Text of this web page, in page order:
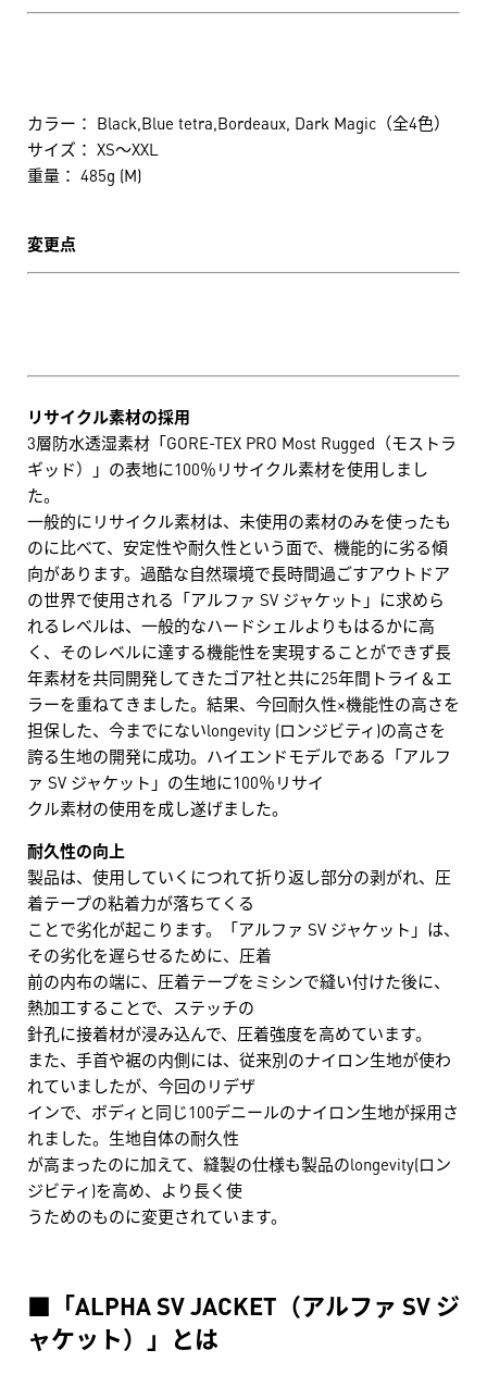
カラー： Black,Blue tetra,Bordeaux, Dark Magic（全4色）
サイズ： XS～XXL
重量： 485g (M)
変更点
リサイクル素材の採用
3層防水透湿素材「GORE-TEX PRO Most Rugged（モストラ
ギッド）」の表地に100％リサイクル素材を使用しまし
た。
一般的にリサイクル素材は、未使用の素材のみを使ったも
のに比べて、安定性や耐久性という面で、機能的に劣る傾
向があります。過酷な自然環境で長時間過ごすアウトドア
の世界で使用される「アルファ SV ジャケット」に求めら
れるレベルは、一般的なハードシェルよりもはるかに高
く、そのレベルに達する機能性を実現することができず長
年素材を共同開発してきたゴア社と共に25年間トライ＆エ
ラーを重ねてきました。結果、今回耐久性×機能性の高さを
担保した、今までにないlongevity (ロンジビティ)の高さを
誇る生地の開発に成功。ハイエンドモデルである「アルフ
ァ SV ジャケット」の生地に100％リサイ
クル素材の使用を成し遂げました。
耐久性の向上
製品は、使用していくにつれて折り返し部分の剥がれ、圧
着テープの粘着力が落ちてくる
ことで劣化が起こります。「アルファ SV ジャケット」は、
その劣化を遅らせるために、圧着
前の内布の端に、圧着テープをミシンで縫い付けた後に、
熱加工することで、ステッチの
針孔に接着材が浸み込んで、圧着強度を高めています。
また、手首や裾の内側には、従来別のナイロン生地が使わ
れていましたが、今回のリデザ
インで、ボディと同じ100デニールのナイロン生地が採用さ
れました。生地自体の耐久性
が高まったのに加えて、縫製の仕様も製品のlongevity(ロン
ジビティ)を高め、より長く使
うためのものに変更されています。
■「ALPHA SV JACKET（アルファ SV ジ
ャケット）」とは